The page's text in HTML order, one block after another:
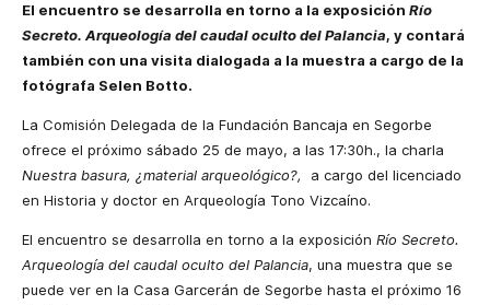
El encuentro se desarrolla en torno a la exposición Río
Secreto. Arqueología del caudal oculto del Palancia, y contará
también con una visita dialogada a la muestra a cargo de la
fotógrafa Selen Botto.
La Comisión Delegada de la Fundación Bancaja en Segorbe
ofrece el próximo sábado 25 de mayo, a las 17:30h., la charla
Nuestra basura, ¿material arqueológico?,
a cargo del licenciado
en Historia y doctor en Arqueología Tono Vizcaíno.
El encuentro se desarrolla en torno a la exposición Río Secreto.
Arqueología del caudal oculto del Palancia, una muestra que se
puede ver en la Casa Garcerán de Segorbe hasta el próximo 16